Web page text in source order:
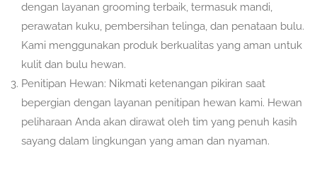
dengan layanan grooming terbaik, termasuk mandi,
perawatan kuku, pembersihan telinga, dan penataan bulu.
Kami menggunakan produk berkualitas yang aman untuk
kulit dan bulu hewan.
Penitipan Hewan: Nikmati ketenangan pikiran saat
bepergian dengan layanan penitipan hewan kami. Hewan
peliharaan Anda akan dirawat oleh tim yang penuh kasih
sayang dalam lingkungan yang aman dan nyaman.